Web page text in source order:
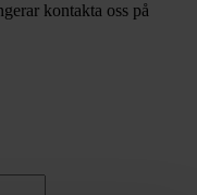
kontakta oss på